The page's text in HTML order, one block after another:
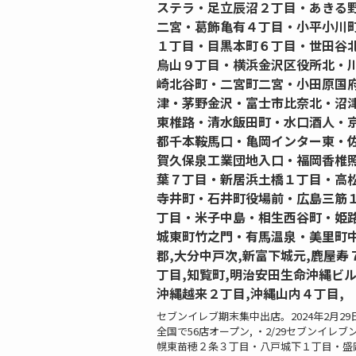
ステラ・足立辰沼２丁目・あきる
二宮・葛飾亀有４丁目・小平小川
１丁目・目黒本町６丁目・世田谷
烏山９丁目・横浜金沢区役所北・
崎北谷町・二宮町二宮・小田原国
津・茅野金沢・富士市比奈北・沼
東椎路・清水飯田町・水口酒人・
都千本鞍馬口・亀岡インター東・
賀久保泉工業団地入口・福岡香椎
葉７丁目・新居浜土橋１丁目・高
寺井町・石井町役場前・広島三筋
丁目・米子中島・相生西谷町・姫
城東町竹之門・有馬温泉・美里町
郡,大分中戸次,新富下城元,鹿屋寿
丁目,知覧町,明治安田生命沖縄ビ
沖縄越来２丁目,沖縄山内４丁目,
セブンイレブ期末集中出店。2024年2月29
全国で56店オープン, ・2/29セブンイレブ
幌東苗穂２条３丁目・八戸城下１丁目・盛